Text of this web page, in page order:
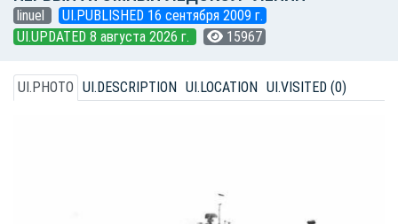
linuel
UI.PUBLISHED 16 сентября 2009 г.
UI.UPDATED 8 августа 2026 г.
15967
UI.PHOTO UI.DESCRIPTION UI.LOCATION UI.VISITED (0)